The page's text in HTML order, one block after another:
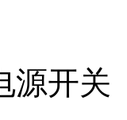
源开关